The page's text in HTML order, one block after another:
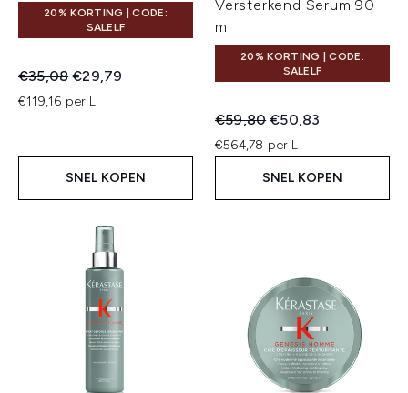
20% KORTING | CODE:
SALELF
Recommended Retail Price:
€35,08Huidige prijs:
€29,79
€119,16 per L
SNEL KOPEN
Versterkend Serum 90
ml
20% KORTING | CODE:
SALELF
Recommended Retail Price:
€59,80Huidige prijs:
€50,83
€564,78 per L
SNEL KOPEN